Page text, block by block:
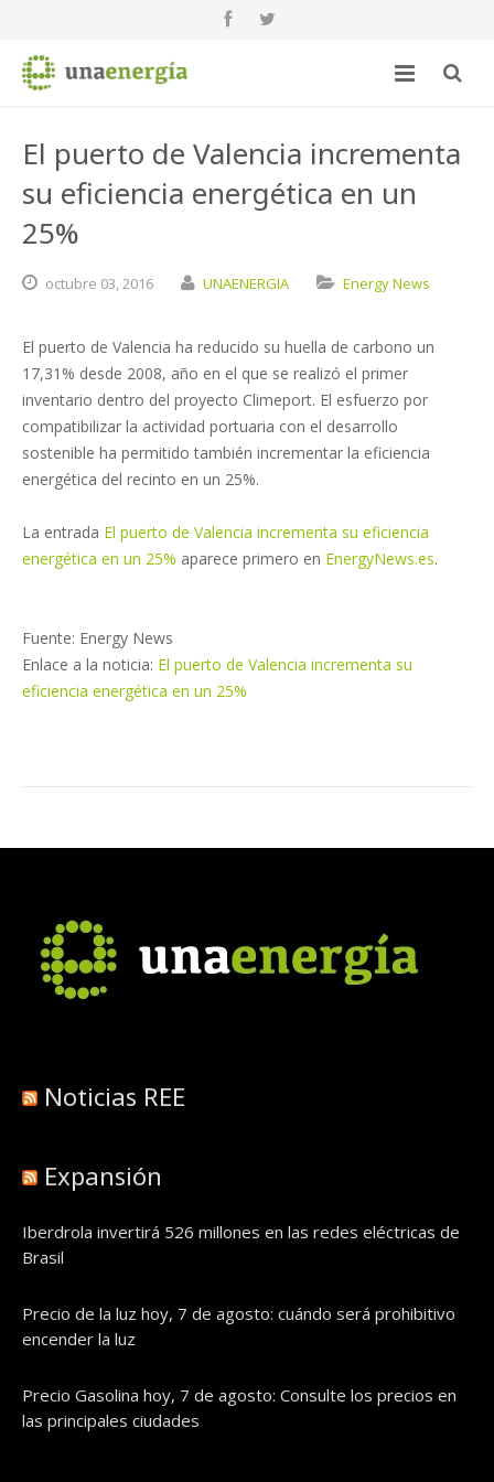
El puerto de Valencia incrementa
su eficiencia energética en un
25%
octubre 03,2016 UNAENERGIA Energy News
El puerto de Valencia ha reducido su huella de carbono un
17,31% desde 2008, año en el que se realizó el primer
inventario dentro del proyecto Climeport. El esfuerzo por
compatibilizar la actividad portuaria con el desarrollo
sostenible ha permitido también incrementar la eficiencia
energética del recinto en un 25%.
La entrada El puerto de Valencia incrementa su eficiencia
energética en un 25% aparece primero en EnergyNews.es.
Fuente: Energy News
Enlace a la noticia: El puerto de Valencia incrementa su
eficiencia energética en un 25%
Noticias REE
Expansión
Iberdrola invertirá 526 millones en las redes eléctricas de
Brasil
Precio de la luz hoy, 7 de agosto: cuándo será prohibitivo
encender la luz
Precio Gasolina hoy, 7 de agosto: Consulte los precios en
las principales ciudades